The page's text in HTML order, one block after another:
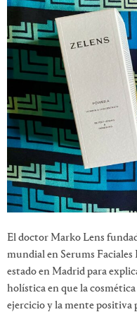
El doctor Marko Lens
mundial en Serums
estado en Madrid para
holística en que la
ejercicio y la mente positiva